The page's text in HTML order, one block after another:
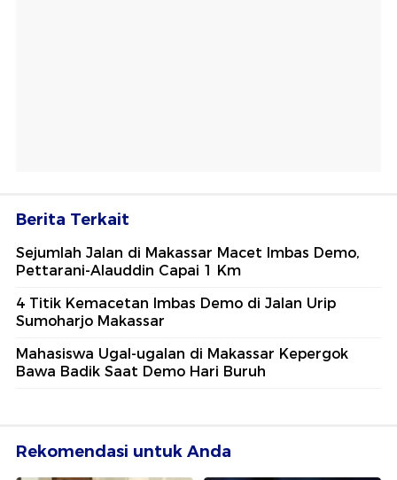
Berita Terkait
Sejumlah Jalan di Makassar Macet Imbas Demo,
Pettarani-Alauddin Capai 1 Km
4 Titik Kemacetan Imbas Demo di Jalan Urip
Sumoharjo Makassar
Mahasiswa Ugal-ugalan di Makassar Kepergok
Bawa Badik Saat Demo Hari Buruh
Rekomendasi untuk Anda